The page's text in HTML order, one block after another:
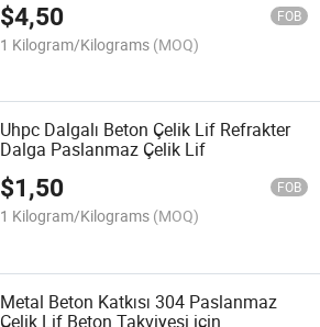
$4,50 FOB
1 Kilogram/Kilograms (MOQ)
Uhpc Dalgalı Beton Çelik Lif Refrakter
Dalga Paslanmaz Çelik Lif
$1,50 FOB
1 Kilogram/Kilograms (MOQ)
Metal Beton Katkısı 304 Paslanmaz
Çelik Lif Beton Takviyesi için